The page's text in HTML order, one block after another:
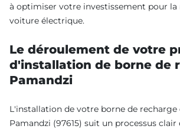
à optimiser votre investissement pour la
voiture électrique.
Le déroulement de votre
d'installation de borne de
Pamandzi
L'installation de votre borne de recharge
Pamandzi (97615) suit un processus